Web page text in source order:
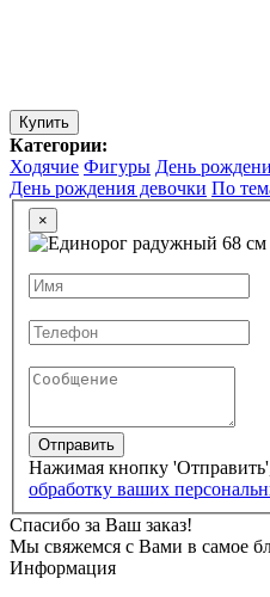
Купить
Категории:
Ходячие Фигуры День
День рождения девочки По
×
Отправить
Нажимая кнопку
обработку ваших
Спасибо за Ваш заказ!
Мы свяжемся с Вами в самое
Информация